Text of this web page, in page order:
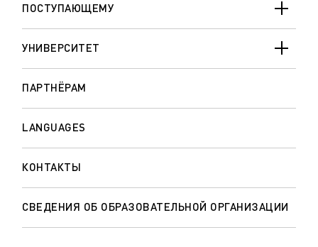
ПОСТУПАЮЩЕМУ
УНИВЕРСИТЕТ
ПАРТНЁРАМ
LANGUAGES
КОНТАКТЫ
СВЕДЕНИЯ ОБ ОБРАЗОВАТЕЛЬНОЙ ОРГАНИЗАЦИИ